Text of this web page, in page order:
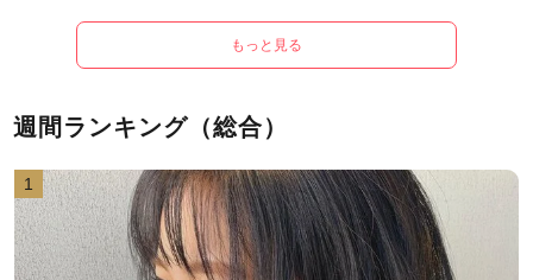
もっと見る
週間ランキング（総合）
1